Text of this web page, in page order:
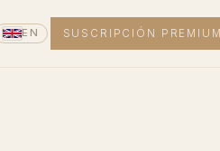
EN SUSCRIPCIÓN PREMIUM